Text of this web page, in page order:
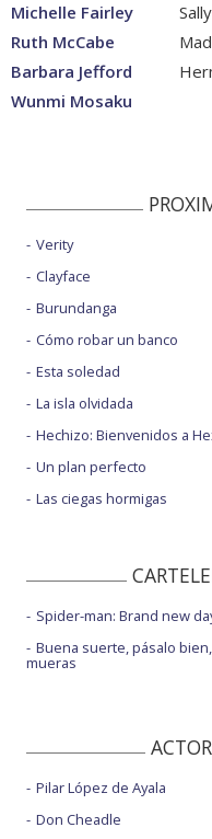
Michelle Fairley
Ruth McCabe
Barbara Jefford
Wunmi Mosaku
Verity
Clayface
Burundanga
Cómo robar un banco
Esta soledad
La isla olvidada
Hechizo: Bienvenidos a
Un plan perfecto
Las ciegas hormigas
Spider-man: Brand new
Buena suerte, pásalo
mueras
Pilar López de Ayala
Don Cheadle